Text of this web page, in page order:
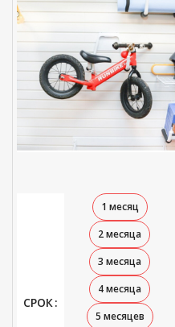
СРОК
1 месяц
2 месяца
3 месяца
4 месяца
5 месяцев